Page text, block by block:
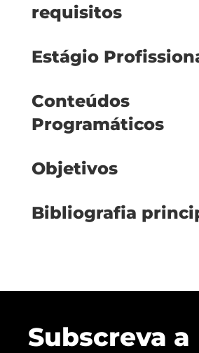
requisitos
Estágio
Conteúdos
Programáticos
Objetivos
Bibliografia
Subscreva a